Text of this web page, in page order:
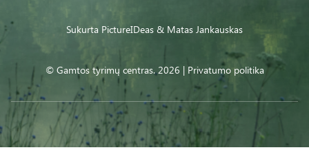
© Gamtos tyrimų centras. 2026 | Privatumo politika
Sukurta PictureIDeas & Matas Jankauskas